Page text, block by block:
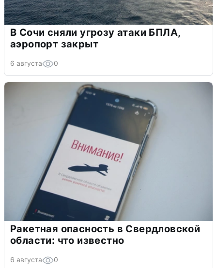
В Сочи сняли угрозу атаки БПЛА,
аэропорт закрыт
6 августа 0
Ракетная опасность в Свердловской
области: что известно
6 августа 0